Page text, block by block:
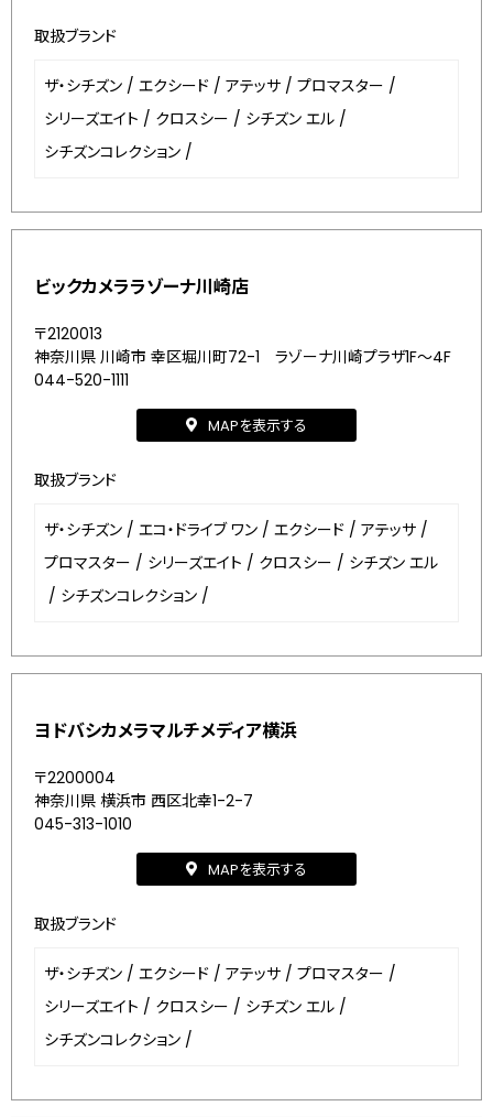
取扱ブランド
ザ・シチズン / エクシード / アテッサ / プロマスター /
シリーズエイト / クロスシー / シチズン エル /
シチズンコレクション /
ビックカメララゾーナ川崎店
〒2120013
神奈川県 川崎市 幸区堀川町72-1 ラゾーナ川崎プラザ1F～4F
044-520-1111
MAPを表示する
取扱ブランド
ザ・シチズン / エコ・ドライブ ワン / エクシード / アテッサ /
プロマスター / シリーズエイト / クロスシー / シチズン エル
/ シチズンコレクション /
ヨドバシカメラマルチメディア横浜
〒2200004
神奈川県 横浜市 西区北幸1-2-7
045-313-1010
MAPを表示する
取扱ブランド
ザ・シチズン / エクシード / アテッサ / プロマスター /
シリーズエイト / クロスシー / シチズン エル /
シチズンコレクション /